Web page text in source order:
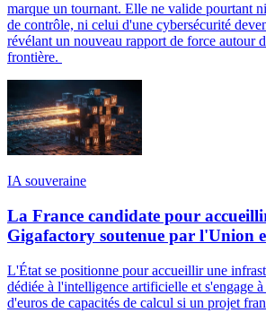
marque un tournant. Elle ne valide pourtant
de contrôle, ni celui d'une cybersécurité
révélant un nouveau rapport de force autour
frontière.
IA souveraine
La France candidate pour
Gigafactory soutenue par l'Union
L'État se positionne pour accueillir une
dédiée à l'intelligence artificielle et s'engage
d'euros de capacités de calcul si un projet